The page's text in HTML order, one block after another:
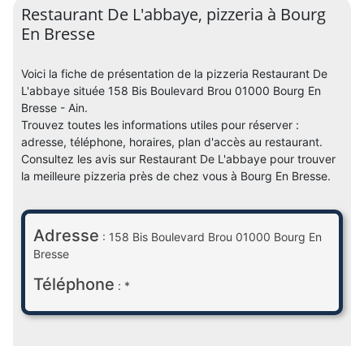
Restaurant De L'abbaye, pizzeria à Bourg
En Bresse
Voici la fiche de présentation de la pizzeria Restaurant De
L'abbaye située 158 Bis Boulevard Brou 01000 Bourg En
Bresse - Ain.
Trouvez toutes les informations utiles pour réserver :
adresse, téléphone, horaires, plan d'accès au restaurant.
Consultez les avis sur Restaurant De L'abbaye pour trouver
la meilleure pizzeria près de chez vous à Bourg En Bresse.
Adresse : 158 Bis Boulevard Brou 01000 Bourg En
Bresse
Téléphone : *